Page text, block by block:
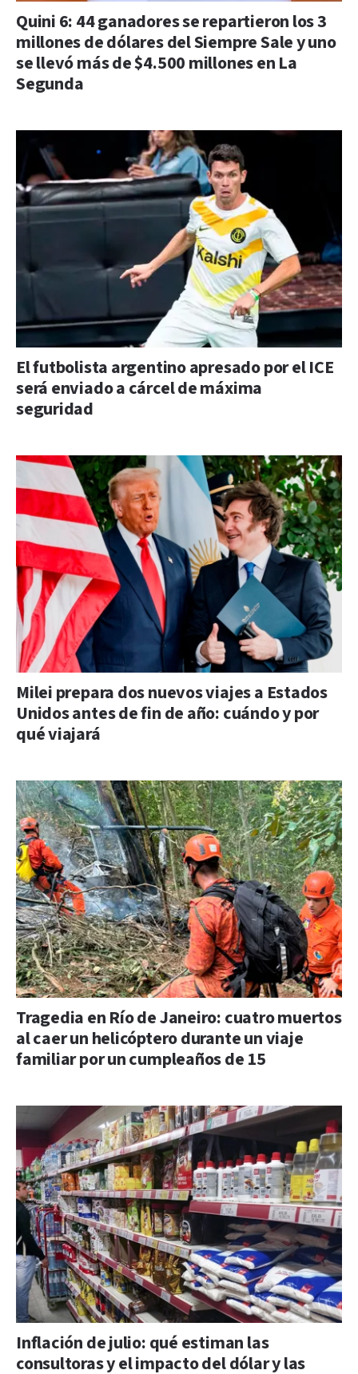
Quini 6: 44 ganadores se repartieron los 3
millones de dólares del Siempre Sale y uno
se llevó más de $4.500 millones en La
Segunda
El futbolista argentino apresado por el ICE
será enviado a cárcel de máxima
seguridad
Milei prepara dos nuevos viajes a Estados
Unidos antes de fin de año: cuándo y por
qué viajará
Tragedia en Río de Janeiro: cuatro muertos
al caer un helicóptero durante un viaje
familiar por un cumpleaños de 15
Inflación de julio: qué estiman las
consultoras y el impacto del dólar y las